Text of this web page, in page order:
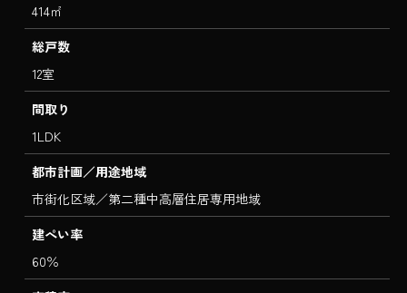
414㎡
総戸数
12室
間取り
1LDK
都市計画／用途地域
市街化区域／第二種中高層住居専用地域
建ぺい率
60％